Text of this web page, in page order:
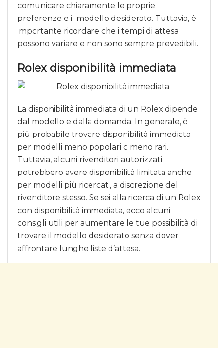
comunicare chiaramente le proprie
preferenze e il modello desiderato. Tuttavia, è
importante ricordare che i tempi di attesa
possono variare e non sono sempre prevedibili.
Rolex disponibilità immediata
La disponibilità immediata di un Rolex dipende
dal modello e dalla domanda. In generale, è
più probabile trovare disponibilità immediata
per modelli meno popolari o meno rari.
Tuttavia, alcuni rivenditori autorizzati
potrebbero avere disponibilità limitata anche
per modelli più ricercati, a discrezione del
rivenditore stesso. Se sei alla ricerca di un Rolex
con disponibilità immediata, ecco alcuni
consigli utili per aumentare le tue possibilità di
trovare il modello desiderato senza dover
affrontare lunghe liste d’attesa.